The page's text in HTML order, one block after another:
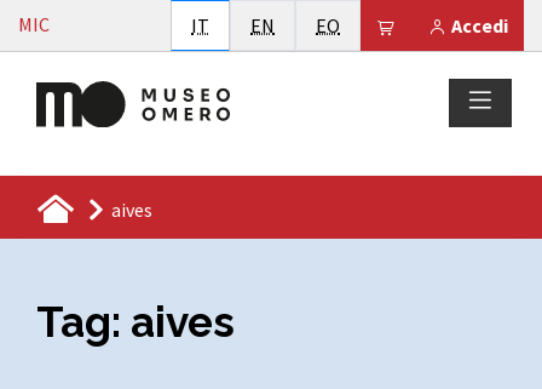
Vai al contenuto
MIC Accedi
Il tuo carrello è
IT Italiano
EN English
EO Esperanto
aives
Tag: aives